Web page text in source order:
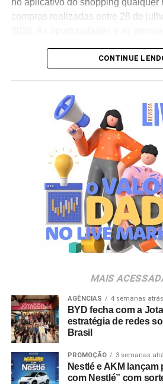
compras realizadas entre 28 de
de setembro de 2026. Após a
oficial, os vencedores terão até o
realizar a retirada presencial dos
espaço Villa Atende, localizado no
“O SP Open é um torneio muito
para essa região. Como estamos
profunda, nada mais justo do que
experiência para alguns dos
destaca Aline Ivanov, gerente de
Villa Lobos.
Para ingressar no programa e
Shopping Villa Lobos, efetuar o
comprovantes fiscais de qualquer
completo está disponível no site do
CONTINUE
MAIS
AGÊNCIAS 4 semanas atrás
BYD fecha com a
estratégia de redes
Brasil
PROMOÇÃO 3 semanas
Nestlé e AKM
com Nestlé” com